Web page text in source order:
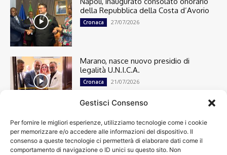
Gestisci Consenso
Per fornire le migliori esperienze, utilizziamo tecnologie come i cookie
per memorizzare e/o accedere alle informazioni del dispositivo. Il
consenso a queste tecnologie ci permetterà di elaborare dati come il
comportamento di navigazione o ID unici su questo sito. Non
della Repubblica della Costa d’Avorio
Cronaca 27/07/2026
Marano, nasce nuovo presidio di
legalità U.N.I.C.A.
Cronaca 21/07/2026
Cronaca
13505
Attualità
7306
top